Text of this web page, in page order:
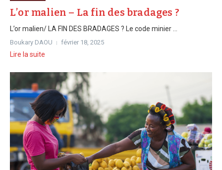
L’or malien – La fin des bradages ?
L’or malien/ LA FIN DES BRADAGES ? Le code minier ...
Boukary DAOU février 18, 2025
Lire la suite